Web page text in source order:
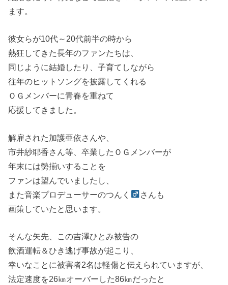
ます。
彼女らが10代～20代前半の時から
熱狂してきた長年のファンたちは、
同じように結婚したり、子育てしながら
往年のヒットソングを披露してくれる
ＯＧメンバーに青春を重ねて
応援してきました。
解雇された加護亜依さんや、
市井紗耶香さん等、卒業したＯＧメンバーが
年末には勢揃いすることを
ファンは望んでいましたし、
また音楽プロデューサーのつんく
さんも
画策していたと思います。
そんな矢先、この吉澤ひとみ被告の
飲酒運転＆ひき逃げ事故が起こり、
幸いなことに被害者2名は軽傷と伝えられていますが、
法定速度を26㎞オーバーした86㎞だったと